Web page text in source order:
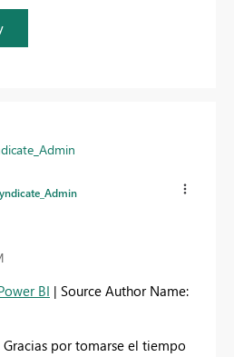
BI | Source Author Name:
Gracias por tomarse el tiempo